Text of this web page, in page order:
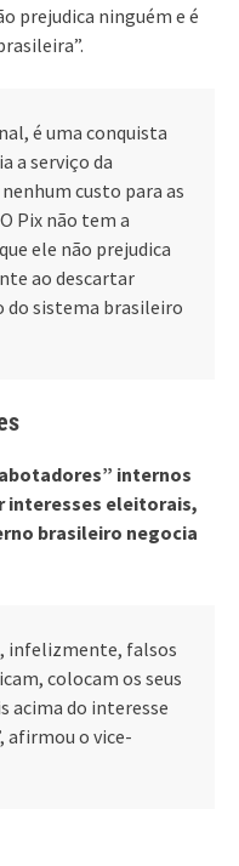
prejudica ninguém e é
é uma conquista
a serviço da
custo para as
Pix não tem a
ele não prejudica
ao descartar
do sistema brasileiro
internos
interesses eleitorais,
brasileiro negocia
infelizmente, falsos
colocam os seus
acima do interesse
afirmou o vice-